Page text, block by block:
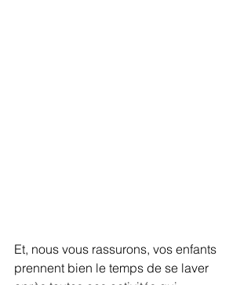
Et, nous vous rassurons, vos enfants
prennent bien le temps de se laver